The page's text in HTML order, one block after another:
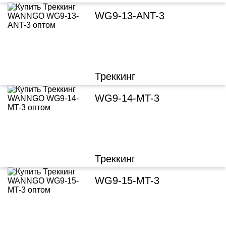
WG9-13-ANT-3
Треккинг
WG9-14-MT-3
Треккинг
WG9-15-MT-3